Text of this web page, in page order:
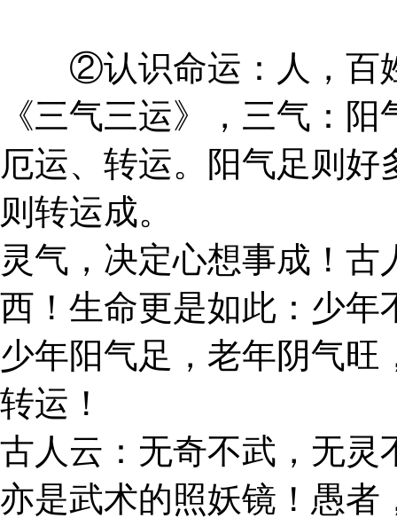
②认识命运：人，百姓
《三气三运》，三气：
厄运、转运。阳气足则
则转运成。
灵气，决定心想事成！
西！生命更是如此：少年
少年阳气足，老年阴气
转运！
古人云：无奇不武，无灵
亦是武术的照妖镜！愚者